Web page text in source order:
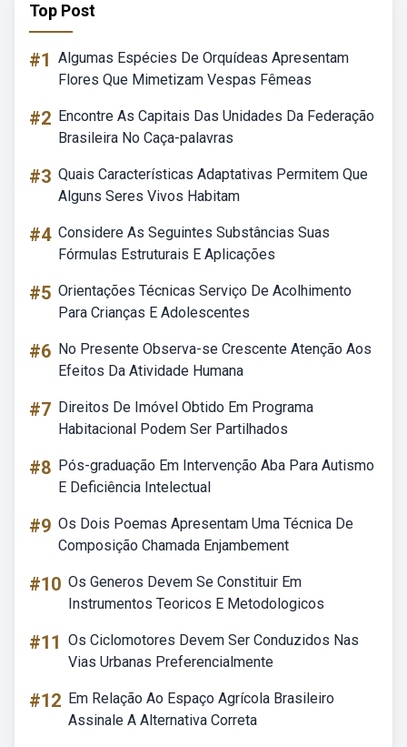
Top Post
#1 Algumas Espécies De Orquídeas Apresentam
Flores Que Mimetizam Vespas Fêmeas
#2 Encontre As Capitais Das Unidades Da Federação
Brasileira No Caça-palavras
#3 Quais Características Adaptativas Permitem Que
Alguns Seres Vivos Habitam
#4 Considere As Seguintes Substâncias Suas
Fórmulas Estruturais E Aplicações
#5 Orientações Técnicas Serviço De Acolhimento
Para Crianças E Adolescentes
#6 No Presente Observa-se Crescente Atenção Aos
Efeitos Da Atividade Humana
#7 Direitos De Imóvel Obtido Em Programa
Habitacional Podem Ser Partilhados
#8 Pós-graduação Em Intervenção Aba Para Autismo
E Deficiência Intelectual
#9 Os Dois Poemas Apresentam Uma Técnica De
Composição Chamada Enjambement
#10 Os Generos Devem Se Constituir Em
Instrumentos Teoricos E Metodologicos
#11 Os Ciclomotores Devem Ser Conduzidos Nas
Vias Urbanas Preferencialmente
#12 Em Relação Ao Espaço Agrícola Brasileiro
Assinale A Alternativa Correta